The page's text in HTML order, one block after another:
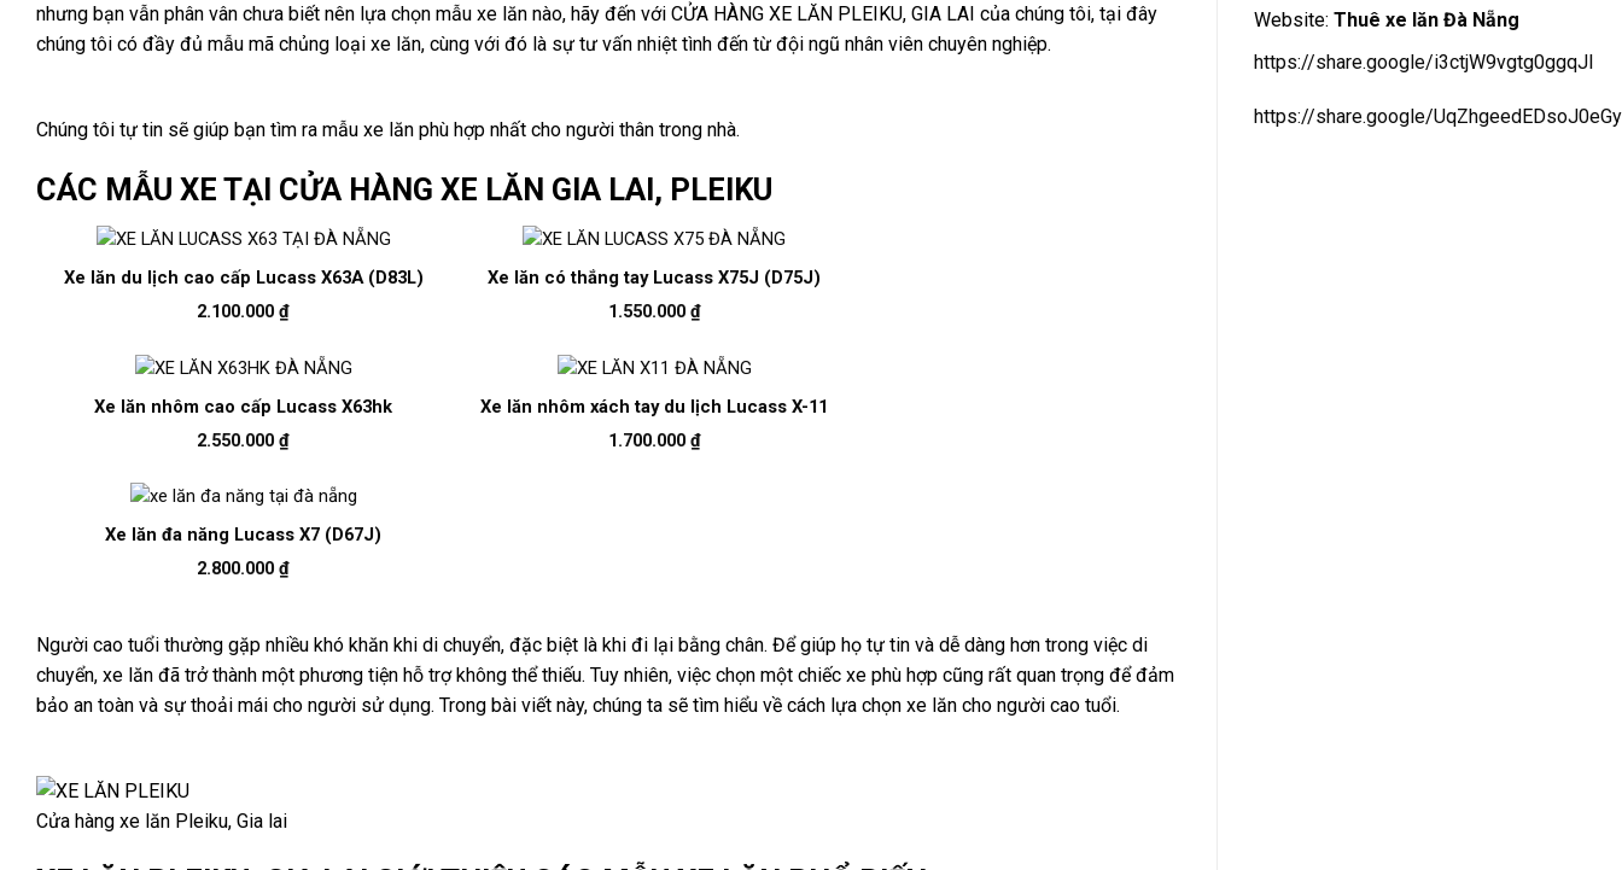
nhưng bạn vẫn phân vân chưa biết nên lựa chọn mẫu xe lăn nào, hãy đến với CỬA HÀNG XE LĂN PLEIKU, GIA LAI của chúng tôi, tại đây
chúng tôi có đầy đủ mẫu mã chủng loại xe lăn, cùng với đó là sự tư vấn nhiệt tình đến từ đội ngũ nhân viên chuyên nghiệp.
Chúng tôi tự tin sẽ giúp bạn tìm ra mẫu xe lăn phù hợp nhất cho người thân trong nhà.
CÁC MẪU XE TẠI CỬA HÀNG XE LĂN GIA LAI, PLEIKU
Xe lăn du lịch cao cấp Lucass X63A (D83L)
2.100.000₫
Xe lăn có thắng tay Lucass X75J (D75J)
1.550.000 ₫
Xe lăn nhôm cao cấp Lucass X63hk
2.550.000₫
Xe lăn nhôm xách tay du lịch Lucass X-11
1.700.000 ₫
Xe lăn đa năng Lucass X7 (D67J)
2.800.000₫
Người cao tuổi thường gặp nhiều khó khăn khi di chuyển, đặc biệt là khi đi lại bằng chân. Để giúp họ tự tin và dễ dàng hơn trong việc di
chuyển, xe lăn đã trở thành một phương tiện hỗ trợ không thể thiếu. Tuy nhiên, việc chọn một chiếc xe phù hợp cũng rất quan trọng để đảm
bảo an toàn và sự thoải mái cho người sử dụng. Trong bài viết này, chúng ta sẽ tìm hiểu về cách lựa chọn xe lăn cho người cao tuổi.
Cửa hàng xe lăn Pleiku, Gia lai
Website: Thuê xe lăn Đà Nẵng
https://share.google/i3ctjW9vgtg0ggqJl
https://share.google/UqZhgeedEDsoJ0eGy